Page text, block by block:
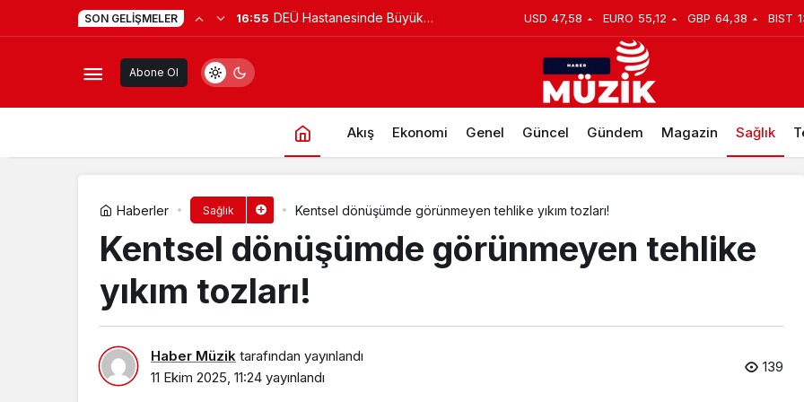
SON GELIŞMELER
Dönüşüm
USD 47,58 EURO 55,12 GBP 64,38 BIST
Abone Ol
Akış Ekonomi Genel Güncel Gündem Magazin Sağlık
Haberler Sağlık Kentsel dönüşümde görünmeyen tehlike yıkım tozları!
Kentsel dönüşümde görünmeyen tehlike
yıkım tozları!
Haber Müzik tarafından yayınlandı
11 Ekim 2025, 11:24 yayınlandı
139
Milas Belediyesi’nden DMD Hastası Çocuklara Havuz Desteği